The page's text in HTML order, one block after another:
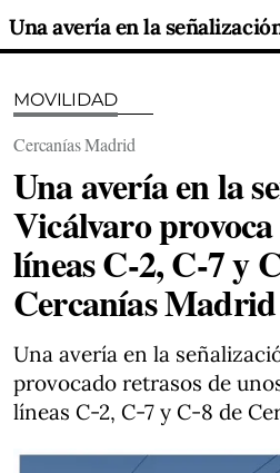
MOVILIDAD
Cercanías Madrid
Una avería en la
Vicálvaro
líneas C-2, C-7 y
Cercanías Madrid
Una avería en la
provocado retrasos de
líneas C-2, C-7 y C-8 de